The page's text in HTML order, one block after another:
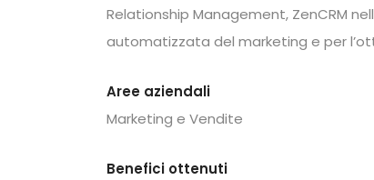
Relationship Management, ZenCRM
automatizzata del marketing e per
Aree aziendali
Marketing e Vendite
Benefici ottenuti